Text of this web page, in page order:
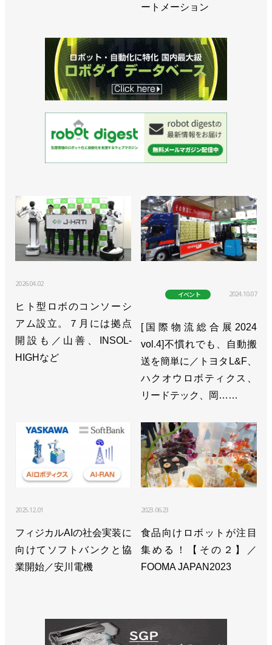
ートメーション
2026.04.02
ヒト型ロボのコンソーシ
アム設立。７月には拠点
開設も／山善、INSOL-
HIGHなど
イベント 2024.10.07
[国際物流総合展2024
vol.4]不慣れでも、自動搬
送を簡単に／トヨタL&F、
ハクオウロボティクス、
リードテック、岡……
2025.12.01
フィジカルAIの社会実装に
向けてソフトバンクと協
業開始／安川電機
2023.06.23
食品向けロボットが注目
集める！【その２】／
FOOMA JAPAN2023